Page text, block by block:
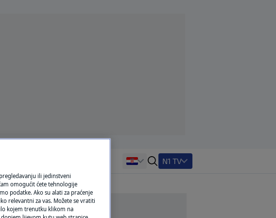
N1 TV
ili jedinstveni
omogućit ćete tehnologije
podatke. Ako su alati za praćenje
relevantni za vas. Možete se vratiti
kojem trenutku klikom na